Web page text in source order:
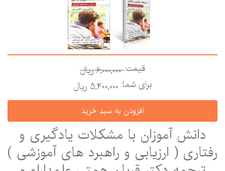
قیمت:6,000,000 ريال
برای شما:5,400,000 ريال
دانش آموزان با مشکلات یادگیری و
( ارزیابی و راهبرد های آموزشی )